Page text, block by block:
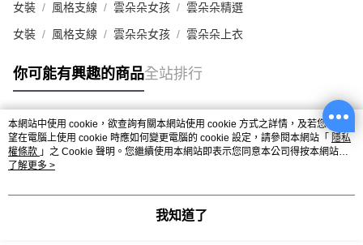
女裝 風格支線 雲朵朵女孩 雲朵朵精選
女裝 風格支線 雲朵朵女孩 雲朵朵上衣
你可能有興趣的商品全站排行
熱門標籤
本網站中使用 cookie，欲查詢有關本網站使用 cookie 方式之詳情，及若您不希
望在電腦上使用 cookie 時應如何變更電腦的 cookie 設定，請參閱本網站「 隱私
權條款 」之 Cookie 聲明。您繼續使用本網站即表示您同意本公司得按本網站使
用條款之 Cookie 聲明使用 cookie。
了解更多 >
我知道了